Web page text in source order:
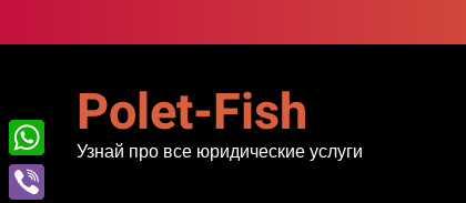
к
Polet-Fish
Узнай про все юридические услуги
WhatsApp